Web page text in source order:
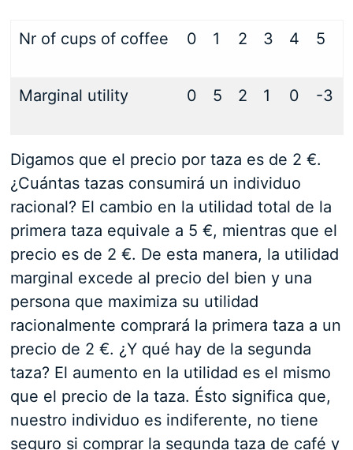
Nr of cups of coffee 0 1 2 3 4 5
Marginal utility 0 5 2 1 0 -3
Digamos que el precio por taza es de 2 €.
¿Cuántas tazas consumirá un individuo
racional? El cambio en la utilidad total de la
primera taza equivale a 5 €, mientras que el
precio es de 2 €. De esta manera, la utilidad
marginal excede al precio del bien y una
persona que maximiza su utilidad
racionalmente comprará la primera taza a un
precio de 2 €. ¿Y qué hay de la segunda
taza? El aumento en la utilidad es el mismo
que el precio de la taza. Ésto significa que,
nuestro individuo es indiferente, no tiene
seguro si comprar la segunda taza de café y